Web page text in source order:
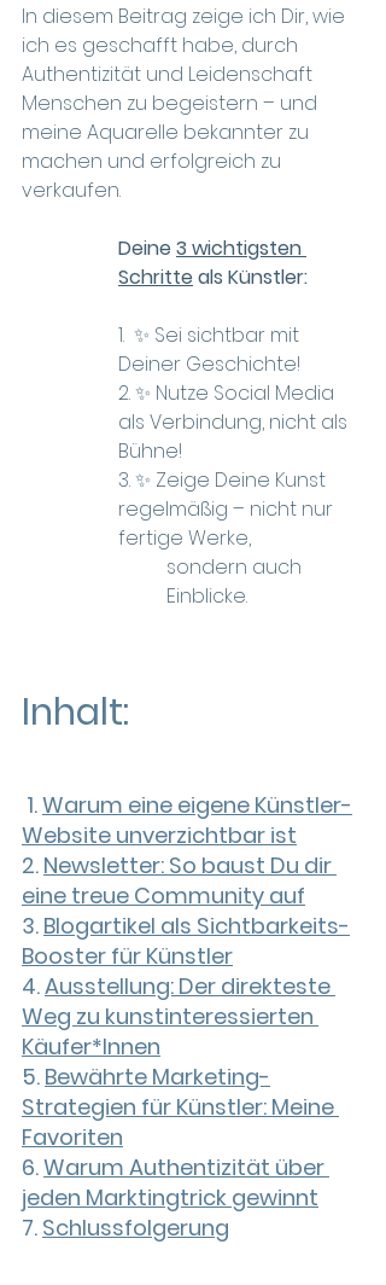
In diesem Beitrag zeige ich Dir, wie
ich es geschafft habe, durch
Authentizität und Leidenschaft
Menschen zu begeistern – und
meine Aquarelle bekannter zu
machen und erfolgreich zu
verkaufen.
Deine 3 wichtigsten
Schritte als Künstler:
1.  ✨ Sei sichtbar mit
Deiner Geschichte!
2. ✨ Nutze Social Media
als Verbindung, nicht als
Bühne!
3. ✨ Zeige Deine Kunst
regelmäßig – nicht nur
fertige Werke,
sondern auch
Einblicke.
Inhalt:
1. Warum eine eigene Künstler-
Website unverzichtbar ist
2. Newsletter: So baust Du dir
eine treue Community auf
3. Blogartikel als Sichtbarkeits-
Booster für Künstler
4. Ausstellung: Der direkteste
Weg zu kunstinteressierten
Käufer*Innen
5. Bewährte Marketing-
Strategien für Künstler: Meine
Favoriten
6. Warum Authentizität über
jeden Marktingtrick gewinnt
7. Schlussfolgerung